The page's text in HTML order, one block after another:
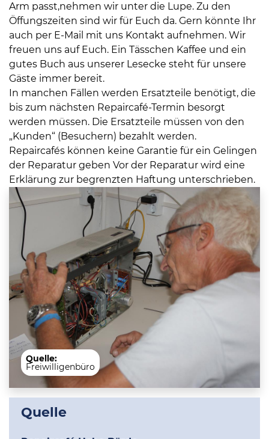
Arm passt,nehmen wir unter die Lupe. Zu den
Öffungszeiten sind wir für Euch da. Gern könnte Ihr
auch per E-Mail mit uns Kontakt aufnehmen. Wir
freuen uns auf Euch. Ein Tässchen Kaffee und ein
gutes Buch aus unserer Lesecke steht für unsere
Gäste immer bereit.
In manchen Fällen werden Ersatzteile benötigt, die
bis zum nächsten Repaircafé-Termin besorgt
werden müssen. Die Ersatzteile müssen von den
„Kunden“ (Besuchern) bezahlt werden.
Repaircafés können keine Garantie für ein Gelingen
der Reparatur geben Vor der Reparatur wird eine
Erklärung zur begrenzten Haftung unterschrieben.
Quelle:
Freiwilligenbüro
Quelle